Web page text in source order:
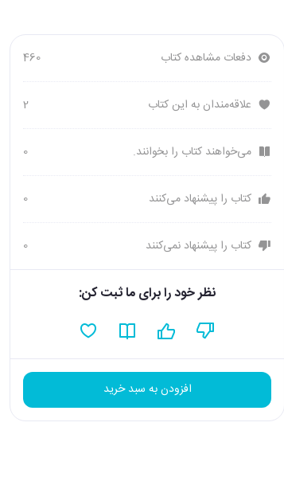
دفعات مشاهده کتاب 460
علاقه‌مندان به این کتاب 2
می‌خواهند کتاب را بخوانند. 0
کتاب را پیشنهاد می‌کنند 0
کتاب را پیشنهاد نمی‌کنند 0
نظر خود را برای ما ثبت کن:
افزودن به سبد خرید